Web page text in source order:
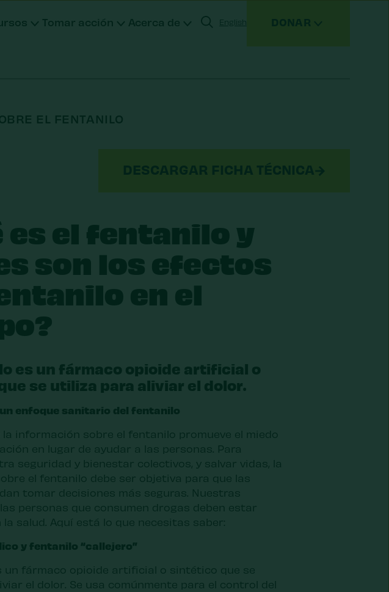
Tomar acción Acerca de English
Fondos asesorados por donantes (DAF)
EL FENTANILO
es el fentanilo y
son los efectos
en el
es un fármaco opioide artificial o
se utiliza para aliviar el dolor.
enfoque sanitario del fentanilo
la información sobre el fentanilo promueve el miedo
en lugar de ayudar a las personas. Para
seguridad y bienestar colectivos, y salvar vidas, la
el fentanilo debe ser objetiva para que las
tomar decisiones más seguras. Nuestras
personas que consumen drogas deben estar
salud. Aquí está lo que necesitas saber:
y fentanilo “callejero”
un fármaco opioide artificial o sintético que se
el dolor. Se usa comúnmente para el control del